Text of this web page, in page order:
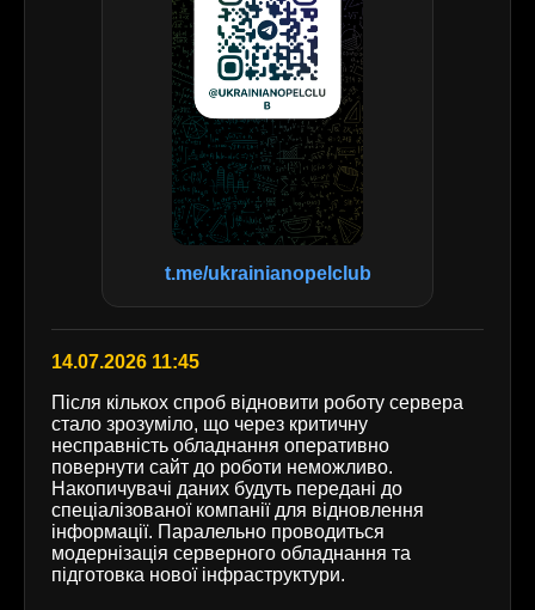
t.me/ukrainianopelclub
14.07.2026 11:45
Після кількох спроб відновити роботу сервера
стало зрозуміло, що через критичну
несправність обладнання оперативно
повернути сайт до роботи неможливо.
Накопичувачі даних будуть передані до
спеціалізованої компанії для відновлення
інформації. Паралельно проводиться
модернізація серверного обладнання та
підготовка нової інфраструктури.